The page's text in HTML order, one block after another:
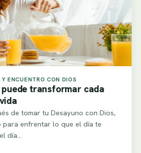
ENCUENTRO CON DIOS
transformar cada
de tomar tu Desayuno con Dios,
enfrentar lo que el día te
día…